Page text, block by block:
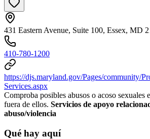
431 Eastern Avenue, Suite 100, Essex, MD
410-780-1200​​
https://djs.maryland.gov/Pages/community/
Services.aspx
Comproba posibles abusos o acoso sexuales
fuera de ellos. Servicios de apoyo
abuso/violencia
Qué hay aquí